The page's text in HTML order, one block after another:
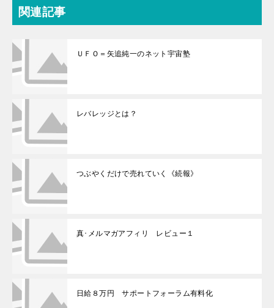
関連記事
ＵＦＯ＝矢追純一のネット宇宙塾
レバレッジとは？
つぶやくだけで売れていく《続報》
真･メルマガアフィリ レビュー１
日給８万円 サポートフォーラム有料化